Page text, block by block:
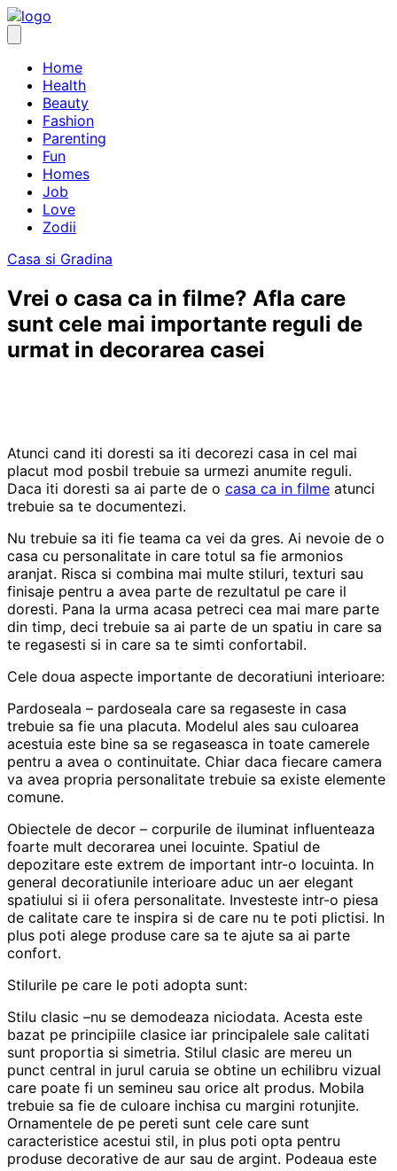
Skip
to
Home
Health
Beauty
Fashion
Parenting
Fun
Homes
Job
Love
Zodii
Casa si Gradina
Vrei o casa ca in filme? Afla care
sunt cele mai importante reguli de
urmat in decorarea casei
Atunci cand iti doresti sa iti decorezi casa in cel mai
placut mod posbil trebuie sa urmezi anumite reguli.
Daca iti doresti sa ai parte de o casa ca in filme atunci
trebuie sa te documentezi.
Nu trebuie sa iti fie teama ca vei da gres. Ai nevoie de o
casa cu personalitate in care totul sa fie armonios
aranjat. Risca si combina mai multe stiluri, texturi sau
finisaje pentru a avea parte de rezultatul pe care il
doresti. Pana la urma acasa petreci cea mai mare parte
din timp, deci trebuie sa ai parte de un spatiu in care sa
te regasesti si in care sa te simti confortabil.
Cele doua aspecte importante de decoratiuni interioare:
Pardoseala – pardoseala care sa regaseste in casa
trebuie sa fie una placuta. Modelul ales sau culoarea
acestuia este bine sa se regaseasca in toate camerele
pentru a avea o continuitate. Chiar daca fiecare camera
va avea propria personalitate trebuie sa existe elemente
comune.
Obiectele de decor – corpurile de iluminat influenteaza
foarte mult decorarea unei locuinte. Spatiul de
depozitare este extrem de important intr-o locuinta. In
general decoratiunile interioare aduc un aer elegant
spatiului si ii ofera personalitate. Investeste intr-o piesa
de calitate care te inspira si de care nu te poti plictisi. In
plus poti alege produse care sa te ajute sa ai parte
confort.
Stilurile pe care le poti adopta sunt:
Stilu clasic –nu se demodeaza niciodata. Acesta este
bazat pe principiile clasice iar principalele sale calitati
sunt proportia si simetria. Stilul clasic are mereu un
punct central in jurul caruia se obtine un echilibru vizual
care poate fi un semineu sau orice alt produs. Mobila
trebuie sa fie de culoare inchisa cu margini rotunjite.
Ornamentele de pe pereti sunt cele care sunt
caracteristice acestui stil, in plus poti opta pentru
produse decorative de aur sau de argint. Podeaua este